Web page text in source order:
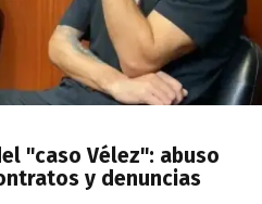
"caso Vélez": abuso
y denuncias